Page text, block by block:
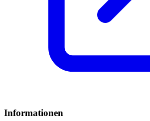
Informationen